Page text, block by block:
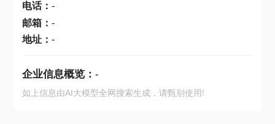
电话： -
邮箱： -
地址： -
企业信息概览： -
如上信息由AI大模型全网搜索生成，请甄别使用!